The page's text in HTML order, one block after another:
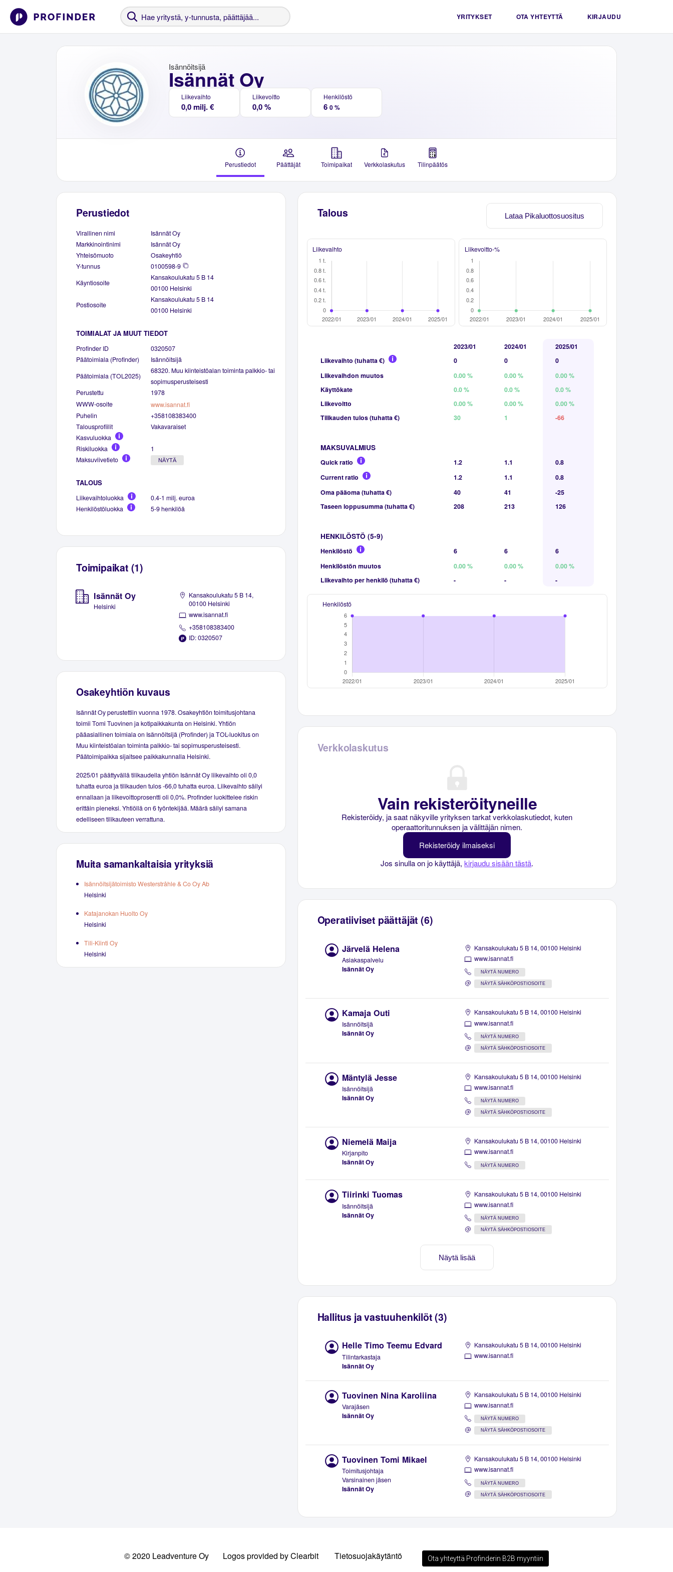
YRITYKSET OTA YHTEYTTÄ KIRJAUDU
Isännät Oy
Isännöitsijä
Liikevaihto
0,0 milj. €
Liikevoitto
0,0 %
Henkilöstö
6 0 %
Perustiedot Päättäjät Toimipaikat Verkkolaskutus Tilinpäätös
Perustiedot
Virallinen nimi
Isännät Oy
Markkinointinimi
Isännät Oy
Yhteisömuoto
Osakeyhtiö
Y-tunnus
0100598-9
Käyntiosoite
Kansakoulukatu 5 B 14
00100 Helsinki
Postiosoite
Kansakoulukatu 5 B 14
00100 Helsinki
TOIMIALAT JA MUUT TIEDOT
Profinder ID
0320507
Päätoimiala (Profinder)
Isännöitsijä
Päätoimiala (TOL2025)
68320. Muu kiinteistöalan toiminta palkkio- tai
sopimusperusteisesti
Perustettu
1978
WWW-osoite
www.isannat.fi
Puhelin
+358108383400
Talousprofiilit
Vakavaraiset
Kasvuluokka
Riskiluokka
1
Maksuviivetieto
NÄYTÄ
TALOUS
Liikevaihtoluokka
0.4-1 milj. euroa
Henkilöstöluokka
5-9 henkilöä
Toimipaikat (1)
Isännät Oy
Helsinki
Kansakoulukatu 5 B 14,
00100 Helsinki
www.isannat.fi
+358108383400
ID: 0320507
Osakeyhtiön kuvaus
Isännät Oy perustettiin vuonna 1978. Osakeyhtiön toimitusjohtana
toimii Tomi Tuovinen ja kotipaikkakunta on Helsinki. Yhtiön
pääasiallinen toimiala on Isännöitsijä (Profinder) ja TOL-luokitus on
Muu kiinteistöalan toiminta palkkio- tai sopimusperusteisesti.
Päätoimipaikka sijaitsee paikkakunnalla Helsinki.
2025/01 päättyvällä tilikaudella yhtiön Isännät Oy liikevaihto oli 0,0
tuhatta euroa ja tilikauden tulos -66,0 tuhatta euroa. Liikevaihto säilyi
ennallaan ja liikevoittoprosentti oli 0,0%. Profinder luokittelee riskin
erittäin pieneksi. Yhtiöllä on 6 työntekijää. Määrä säilyi samana
edelliseen tilikauteen verrattuna.
Muita samankaltaisia yrityksiä
Isännöitsijätoimisto Westerstråhle & Co Oy Ab
Helsinki
Katajanokan Huolto Oy
Helsinki
Tili-Kiinti Oy
Helsinki
Lataa Pikaluottosuositus
Talous
Liikevaihto Liikevoitto-%
2023/01 2024/01
2025/01
Liikevaihto (tuhatta €)
0 0
0
Liikevaihdon muutos
0.00 % 0.00 %
0.00 %
Käyttökate
0.0 % 0.0 %
0.0 %
Liikevoitto
0.00 % 0.00 %
0.00 %
Tilikauden tulos (tuhatta €)
30 1 -66
MAKSUVALMIUS
Quick ratio 1.2 1.1
0.8
Current ratio
1.2 1.1
0.8
Oma pääoma (tuhatta €)
40 41
-25
Taseen loppusumma (tuhatta €)
208 213 126
HENKILÖSTÖ (5-9)
Henkilöstö 6 6
6
Henkilöstön muutos
0.00 % 0.00 %
0.00 %
Liikevaihto per henkilö (tuhatta €)
- - -
Henkilöstö
Verkkolaskutus
Vain rekisteröityneille
Rekisteröidy, ja saat näkyville yrityksen tarkat verkkolaskutiedot, kuten
operaattoritunnuksen ja välittäjän nimen.
Rekisteröidy ilmaiseksi
Jos sinulla on jo käyttäjä,kirjaudu sisään tästä.
Operatiiviset päättäjät (6)
Järvelä Helena
Asiakaspalvelu
Isännät Oy
Kansakoulukatu 5 B 14, 00100 Helsinki
www.isannat.fi
NÄYTÄ NUMERO
NÄYTÄ SÄHKÖPOSTIOSOITE
Kamaja Outi
Isännöitsijä
Isännät Oy
Kansakoulukatu 5 B 14, 00100 Helsinki
www.isannat.fi
NÄYTÄ NUMERO
NÄYTÄ SÄHKÖPOSTIOSOITE
Mäntylä Jesse
Isännöitsijä
Isännät Oy
Kansakoulukatu 5 B 14, 00100 Helsinki
www.isannat.fi
NÄYTÄ NUMERO
NÄYTÄ SÄHKÖPOSTIOSOITE
Niemelä Maija
Kirjanpito
Isännät Oy
Kansakoulukatu 5 B 14, 00100 Helsinki
www.isannat.fi
NÄYTÄ NUMERO
Tiirinki Tuomas
Isännöitsijä
Isännät Oy
Kansakoulukatu 5 B 14, 00100 Helsinki
www.isannat.fi
NÄYTÄ NUMERO
NÄYTÄ SÄHKÖPOSTIOSOITE
Näytä lisää
Hallitus ja vastuuhenkilöt (3)
Helle Timo Teemu Edvard
Tilintarkastaja
Isännät Oy
Kansakoulukatu 5 B 14, 00100 Helsinki
www.isannat.fi
Tuovinen Nina Karoliina
Varajäsen
Isännät Oy
Kansakoulukatu 5 B 14, 00100 Helsinki
www.isannat.fi
NÄYTÄ NUMERO
NÄYTÄ SÄHKÖPOSTIOSOITE
Tuovinen Tomi Mikael
Toimitusjohtaja
Varsinainen jäsen
Isännät Oy
Kansakoulukatu 5 B 14, 00100 Helsinki
www.isannat.fi
NÄYTÄ NUMERO
NÄYTÄ SÄHKÖPOSTIOSOITE
© 2020 Leadventure Oy Logos provided by Clearbit Tietosuojakäytäntö Ota yhteyttä Profinderin B2B myyntiin